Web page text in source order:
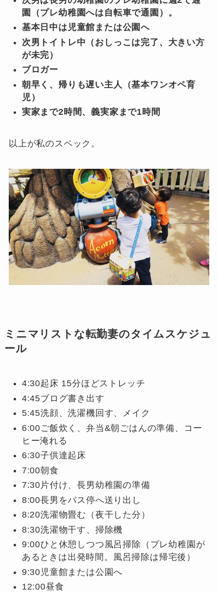
園（プレ幼稚園へは自転車で通園）。
基本日中は児童館または公園へ
次男トイトレ中（おしっこは完了、大きい方
が未完）
ブロガー
朝早く、帰りも遅い主人（基本ワンオペ育
児）
実家まで2時間、義実家まで1時間
以上が私のスペック。
ミニマリストな転勤妻のタイムスケジュ
ール
4:30起床 15分ほどストレッチ
4:45ブログ書き出す
5:45洗顔、洗濯機回す、メイク
6:00ご飯炊く、弁当&朝ごはんの準備、コー
ヒー淹れる
6:30子供達起床
7:00朝食
7:30片付け、長男幼稚園の準備
8:00長男をバス停へ送り出し
8:20洗濯物畳む（夜干した分）
8:30洗濯物干す、掃除機
9:00ひと休憩しつつ風呂掃除（プレ幼稚園が
あるときは出発時間。風呂掃除は帰宅後）
9:30児童館または公園へ
12:00昼食